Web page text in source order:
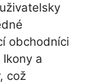
obchodníci
a
což